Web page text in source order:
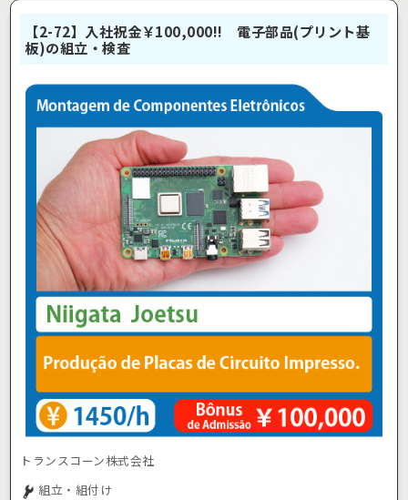
【2-72】入社祝金￥100,000!! 電子部品(プリント基
板)の組立・検査
トランスコーン株式会社
組立・組付け